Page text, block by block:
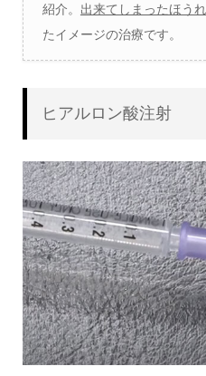
紹介。 出来てしまったほう
たイメージの治療です。
ヒアルロン酸注射